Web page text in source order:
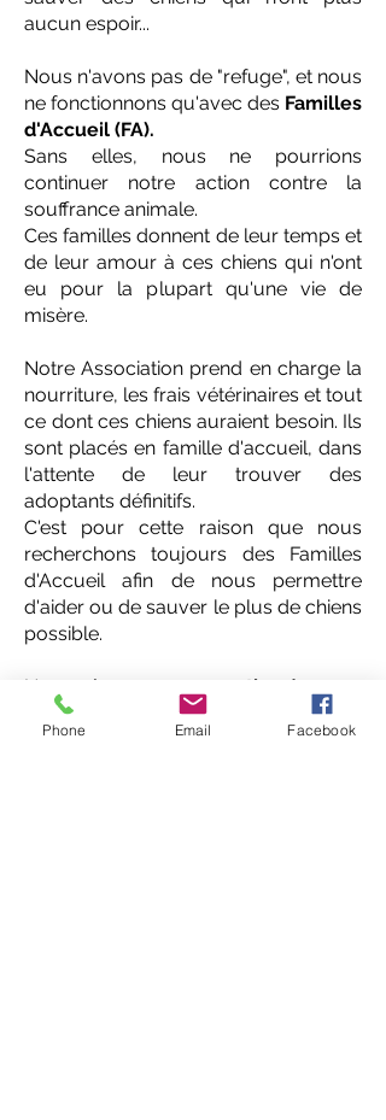
aucun espoir...
Nous n'avons pas de "refuge", et nous
ne fonctionnons qu'avec des Familles
d'Accueil (FA).
Sans elles, nous ne pourrions
continuer notre action contre la
souffrance animale.
Ces familles donnent de leur temps et
de leur amour à ces chiens qui n'ont
eu pour la plupart qu'une vie de
misère.
Notre Association prend en charge la
nourriture, les frais vétérinaires et tout
ce dont ces chiens auraient besoin. Ils
sont placés en famille d'accueil, dans
l'attente de leur trouver des
adoptants définitifs.
C'est pour cette raison que nous
recherchons toujours des Familles
d'Accueil afin de nous permettre
d'aider ou de sauver le plus de chiens
possible.
Nous
n'avons pas vocation à payer
les soins vétérinaires des animaux
des particuliers
!!
Phone Email Facebook